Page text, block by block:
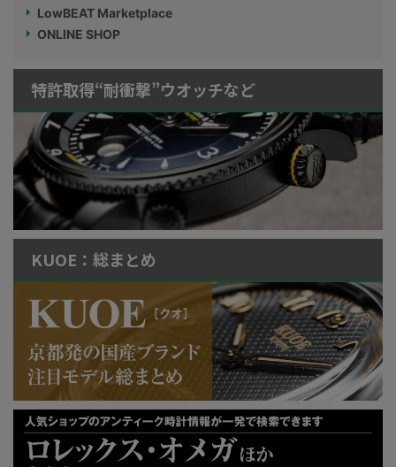
LowBEAT Marketplace
ONLINE SHOP
特許取得“耐衝撃”ウオッチなど
KUOE：総まとめ